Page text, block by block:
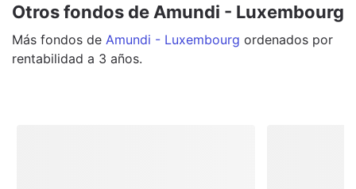
Otros fondos de Amundi - Luxembourg
Más fondos de Amundi - Luxembourg ordenados por
rentabilidad a 3 años.